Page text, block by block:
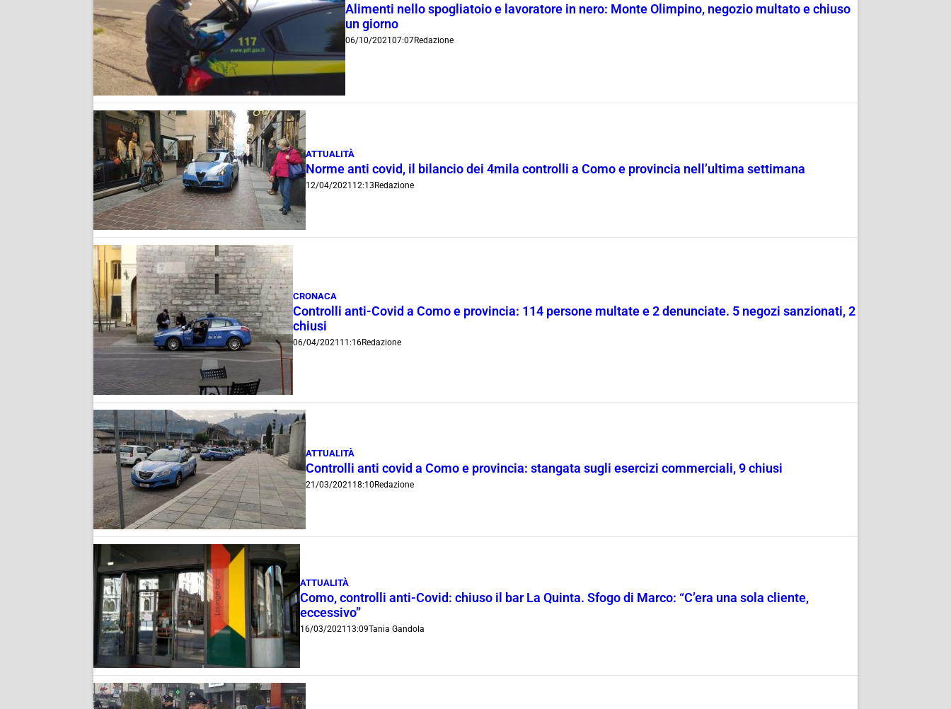
Alimenti nello spogliatoio e lavoratore in nero: Monte Olimpino, negozio multato e chiuso
un giorno
06/10/202107:07Redazione
ATTUALITÀ
Norme anti covid, il bilancio dei 4mila controlli a Como e provincia nell’ultima settimana
12/04/2021 12:13 Redazione
CRONACA
Controlli anti-Covid a Como e provincia: 114 persone multate e 2 denunciate. 5 negozi sanzionati, 2
chiusi
06/04/2021 11:16Redazione
ATTUALITÀ
Controlli anti covid a Como e provincia: stangata sugli esercizi commerciali, 9 chiusi
21/03/2021 18:10 Redazione
ATTUALITÀ
Como, controlli anti-Covid: chiuso il bar La Quinta. Sfogo di Marco: “C’era una sola cliente,
eccessivo”
16/03/2021 13:09Tania Gandola